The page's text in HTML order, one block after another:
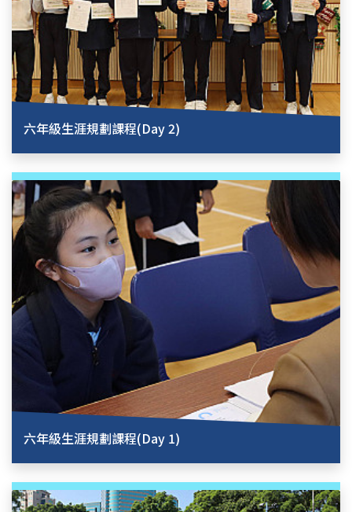
六年級生涯規劃課程(Day 2)
六年級生涯規劃課程(Day 1)